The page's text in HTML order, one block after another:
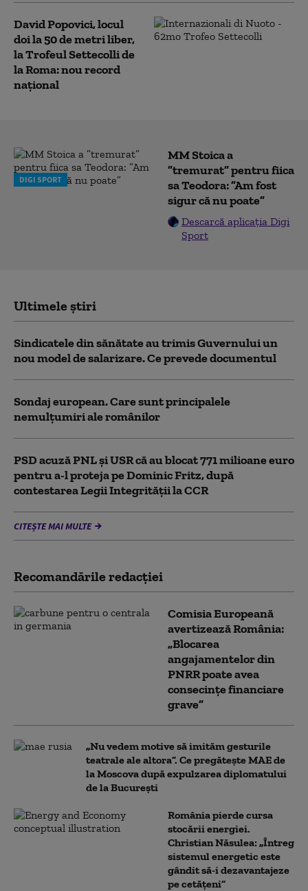
David Popovici, locul
doi la 50 de metri liber,
la Trofeul Settecolli de
la Roma: nou record
național
DIGI SPORT
MM Stoica a
”tremurat” pentru fiica
sa Teodora: ”Am fost
sigur că nu poate”
Descarcă aplicația Digi
Sport
Ultimele știri
Sindicatele din sănătate au trimis Guvernului un
nou model de salarizare. Ce prevede documentul
Sondaj european. Care sunt principalele
nemulțumiri ale românilor
PSD acuză PNL şi USR că au blocat 771 milioane euro
pentru a-l proteja pe Dominic Fritz, după
contestarea Legii Integrității la CCR
CITEȘTE MAI MULTE
Recomandările redacţiei
Comisia Europeană
avertizează România:
„Blocarea
angajamentelor din
PNRR poate avea
consecințe financiare
grave”
„Nu vedem motive să imităm gesturile
teatrale ale altora”. Ce pregătește MAE de
la Moscova după expulzarea diplomatului
de la București
România pierde cursa
stocării energiei.
Christian Năsulea: „Întreg
sistemul energetic este
gândit să-i dezavantajeze
pe cetățeni”